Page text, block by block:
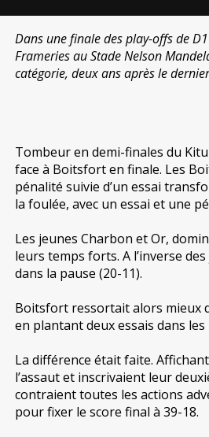
Dans une finale des play-offs de
Frameries au Stade Nelson
catégorie, deux ans après le
Tombeur en demi-finales du
face à Boitsfort en finale. Les
pénalité suivie d’un essai
la foulée, avec un essai et une
Les jeunes Charbon et Or,
leurs temps forts. A l’inverse
dans la pause (20-11).
Boitsfort ressortait alors mieux
en plantant deux essais dans
La différence était faite.
l’assaut et inscrivaient leur
contraient toutes les actions
pour fixer le score final à 39-18.